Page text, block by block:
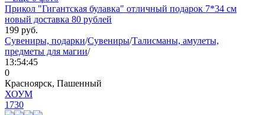
Прикол "Гигантская булавка" отличный подарок 7*34 см
новый доставка 80 рублей
199 руб.
Сувениры, подарки/Сувениры/Талисманы, амулеты,
предметы для магии/
13:54:45
0
Красноярск, Пашенный
ХОУМ
1730